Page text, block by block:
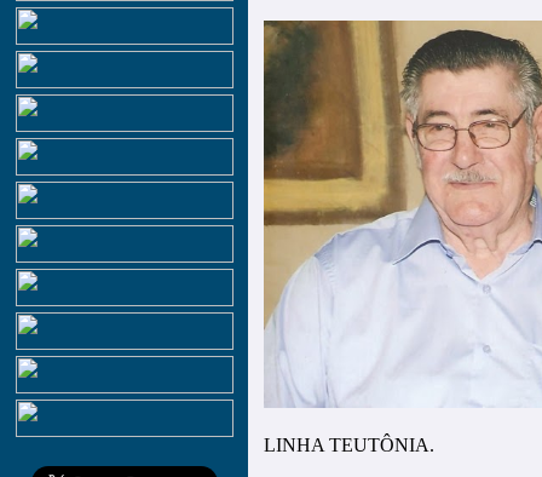
LINHA TEUTÔNIA.